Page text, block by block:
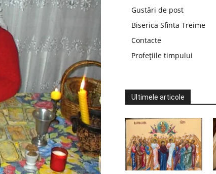
Gustări de post
Biserica Sfinta Treime
Contacte
Profețiile timpului
Ultimele articole